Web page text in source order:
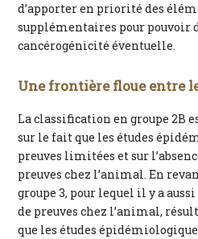
d’apporter en priorité des
supplémentaires pour pouvoir
cancérogénicité éventuelle.
Une frontière floue entre
La classification en groupe 2B
sur le fait que les études
preuves limitées et sur
preuves chez l’animal. En
groupe 3, pour lequel il y a
de preuves chez l’animal,
que les études